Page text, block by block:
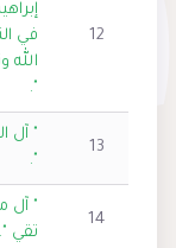
12
في
الله
".
13
" آل
".
14
" آل
تقي ".